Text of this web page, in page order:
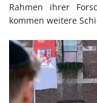
Rahmen ihrer
kommen weitere